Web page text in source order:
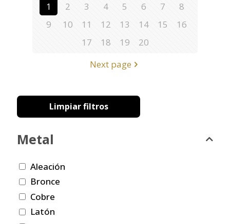
1 2 3 4 5 6 7
8
9
10 11 12 13 14 15
16
17
18 19
20
Next page
Limpiar filtros
Metal
Aleación
Bronce
Cobre
Latón